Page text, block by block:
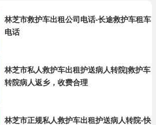
林芝市救护车出租公司电话-长途救护车租车
电话
林芝市私人救护车出租护送病人转院|救护车
转院病人返乡，收费合理
林芝市正规私人救护车出租护送病人转院-快